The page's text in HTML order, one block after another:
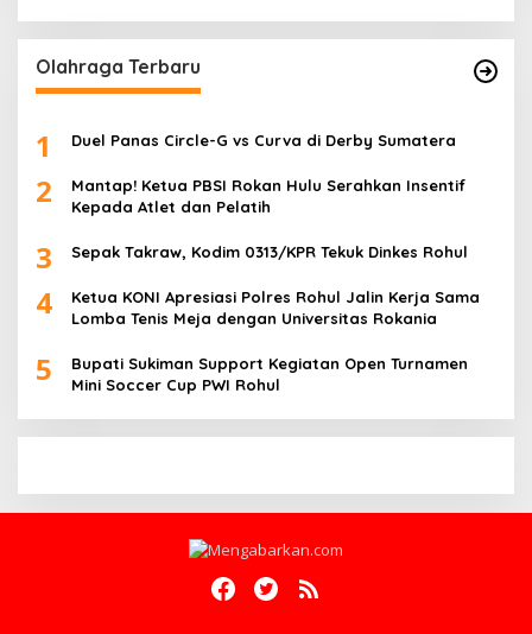
Olahraga Terbaru
1 Duel Panas Circle-G vs Curva di Derby Sumatera
2
Mantap! Ketua PBSI Rokan Hulu Serahkan Insentif
Kepada Atlet dan Pelatih
3 Sepak Takraw, Kodim 0313/KPR Tekuk Dinkes Rohul
4
Ketua KONI Apresiasi Polres Rohul Jalin Kerja Sama
Lomba Tenis Meja dengan Universitas Rokania
5
Bupati Sukiman Support Kegiatan Open Turnamen
Mini Soccer Cup PWI Rohul